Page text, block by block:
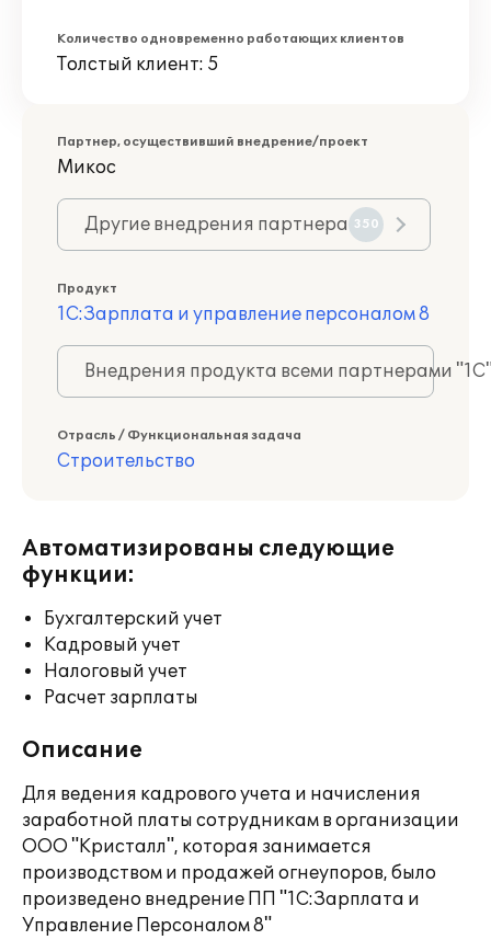
Количество одновременно работающих клиентов
Толстый клиент: 5
Партнер, осуществивший внедрение/проект
Микос
Другие внедрения партнера 350
Продукт
1С:Зарплата и управление персоналом 8
Внедрения продукта всеми партнерами
Отрасль / Функциональная задача
Строительство
Автоматизированы следующие
функции:
Бухгалтерский учет
Кадровый учет
Налоговый учет
Расчет зарплаты
Описание
Для ведения кадрового учета и начисления
заработной платы сотрудникам в организации
ООО "Кристалл", которая занимается
производством и продажей огнеупоров, было
произведено внедрение ПП "1С:Зарплата и
Управление Персоналом 8"